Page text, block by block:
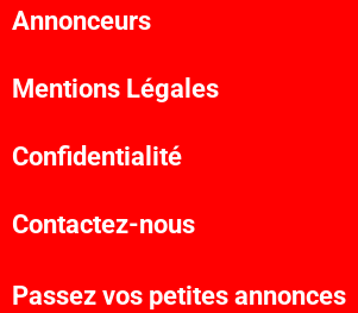
Annonceurs
Mentions Légales
Confidentialité
Contactez-nous
Passez vos petites annonces